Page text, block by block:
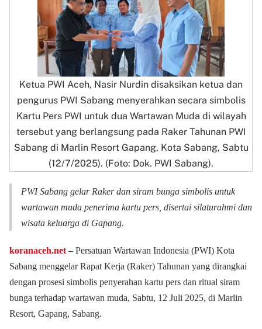
Ketua PWI Aceh, Nasir Nurdin disaksikan ketua dan
pengurus PWI Sabang menyerahkan secara simbolis
Kartu Pers PWI untuk dua Wartawan Muda di wilayah
tersebut yang berlangsung pada Raker Tahunan PWI
Sabang di Marlin Resort Gapang, Kota Sabang, Sabtu
(12/7/2025). (Foto: Dok. PWI Sabang).
PWI Sabang gelar Raker dan siram bunga simbolis untuk
wartawan muda penerima kartu pers, disertai silaturahmi dan
wisata keluarga di Gapang.
koranaceh.net – Persatuan Wartawan Indonesia (PWI) Kota
Sabang menggelar Rapat Kerja (Raker) Tahunan yang dirangkai
dengan prosesi simbolis penyerahan kartu pers dan ritual siram
bunga terhadap wartawan muda, Sabtu, 12 Juli 2025, di Marlin
Resort, Gapang, Sabang.